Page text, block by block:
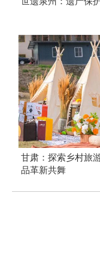
甘肃：探索乡村旅
品革新共舞